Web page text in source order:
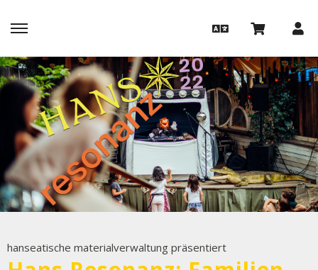
hanseatische materialverwaltung präsentiert